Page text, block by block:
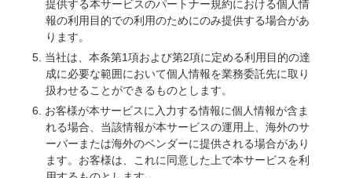
提供する本サービスのパートナー規約における個人情
報の利用目的での利用のためにのみ提供する場合があ
ります。
当社は、本条第1項および第2項に定める利用目的の達
成に必要な範囲において個人情報を業務委託先に取り
扱わせることができるものとします。
お客様が本サービスに入力する情報に個人情報が含ま
れる場合、当該情報が本サービスの運用上、海外のサ
ーバーまたは海外のベンダーに提供される場合があり
ます。お客様は、これに同意した上で本サービスを利